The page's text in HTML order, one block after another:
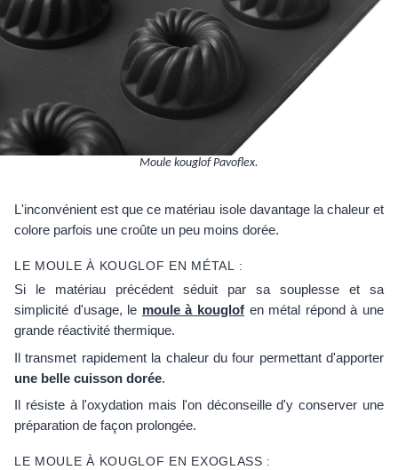
Moule kouglof Pavoflex.
L'inconvénient est que ce matériau isole davantage la chaleur et
colore parfois une croûte un peu moins dorée.
LE MOULE À KOUGLOF EN MÉTAL :
Si le matériau précédent séduit par sa souplesse et sa
simplicité d'usage, le moule à kouglof en métal répond à une
grande réactivité thermique.
Il transmet rapidement la chaleur du four permettant d'apporter
une belle cuisson dorée.
Il résiste à l'oxydation mais l'on déconseille d'y conserver une
préparation de façon prolongée.
LE MOULE À KOUGLOF EN EXOGLASS :